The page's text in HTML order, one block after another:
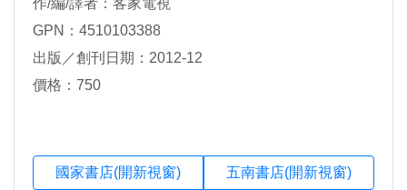
作/編/譯者：客家電視
GPN：4510103388
出版／創刊日期：2012-12
價格：750
國家書店(開新視窗) 五南書店(開新視窗)